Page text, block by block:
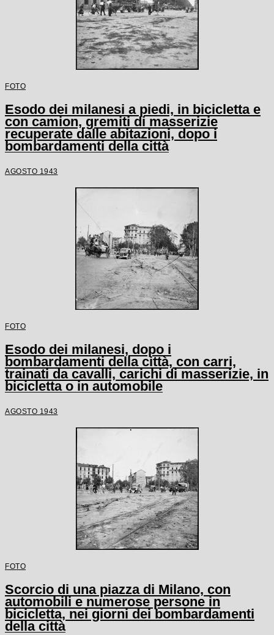
FOTO
Esodo dei milanesi a piedi, in bicicletta e
con camion, gremiti di masserizie
recuperate dalle abitazioni, dopo i
bombardamenti della città
AGOSTO 1943
FOTO
Esodo dei milanesi, dopo i
bombardamenti della città, con carri,
trainati da cavalli, carichi di masserizie, in
bicicletta o in automobile
AGOSTO 1943
FOTO
Scorcio di una piazza di Milano, con
automobili e numerose persone in
bicicletta, nei giorni dei bombardamenti
della città